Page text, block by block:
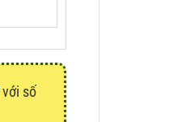
với số